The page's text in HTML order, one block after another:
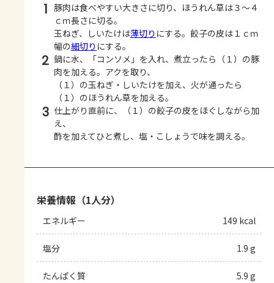
1 豚肉は食べやすい大きさに切り、ほうれん草は３～４
ｃｍ長さに切る。
玉ねぎ、しいたけは薄切り にする。餃子の皮は１ｃｍ
幅の細切り にする。
2 鍋に水、「コンソメ」を入れ、煮立ったら（１）の豚
肉を加える。アクを取り、
（１）の玉ねぎ・しいたけを加え、火が通ったら
（１）のほうれん草を加える。
3 仕上がり直前に、（１）の餃子の皮をほぐしながら加
え、
酢を加えてひと煮し、塩・こしょうで味を調える。
栄養情報（1人分）
エネルギー 149 kcal
塩分 1.9 g
たんぱく質 5.9 g